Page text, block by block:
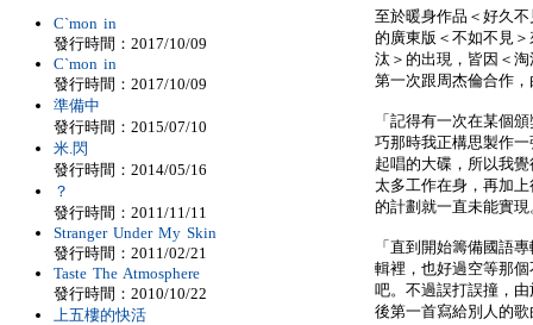
至於暖身作品＜好久
的廣東版＜不如不見
汰＞的出現，皆因＜
第一次跟周杰倫合作
「記得有一次在某個
巧那時我正構思製作
起唱的大碟，所以我
太多工作在身，再加
的計劃就一直未能實現
「直到開始籌備國語
輯裡，也好過空等那
吧。不過誤打誤撞，
後第一首寫給別人的
C`mon in
發行時間：2017/10/09
C`mon in
發行時間：2017/10/09
準備中
發行時間：2015/07/10
米.閃
發行時間：2014/05/16
？
發行時間：2011/11/11
Stranger Under My Skin
發行時間：2011/02/21
Taste The Atmosphere
發行時間：2010/10/22
上五樓的快活